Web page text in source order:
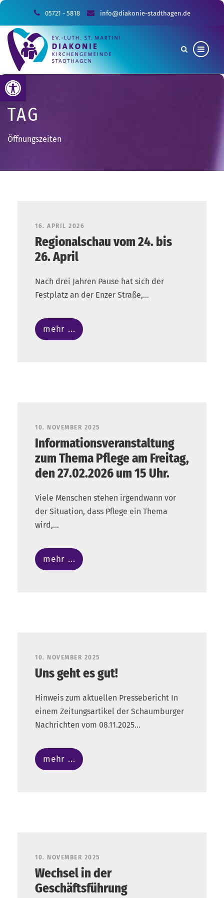
Werkzeugleiste öffnen
05721 - 5818 info@diakonie-stadthagen.de
TAG
Öffnungszeiten
16. APRIL 2026
Regionalschau vom 24. bis
26. April
Nach drei Jahren Pause hat sich der
Festplatz an der Enzer Straße,...
mehr ...
10. NOVEMBER 2025
Informationsveranstaltung
zum Thema Pflege am Freitag,
den 27.02.2026 um 15 Uhr.
Viele Menschen stehen irgendwann vor
der Situation, dass Pflege ein Thema
wird,...
mehr ...
10. NOVEMBER 2025
Uns geht es gut!
Hinweis zum aktuellen Pressebericht In
einem Zeitungsartikel der Schaumburger
Nachrichten vom 08.11.2025...
mehr ...
10. NOVEMBER 2025
Wechsel in der
Geschäftsführung